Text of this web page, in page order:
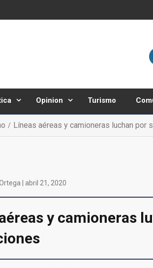
Opinion Turismo
Líneas aéreas y camioneras luchan por
| abril 21, 2020
y camioneras